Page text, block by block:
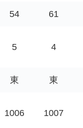
54 61
5 4
東 東
1006 1007